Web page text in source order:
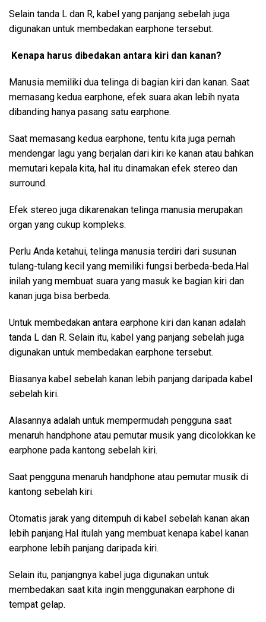
Selain tanda L dan R, kabel yang panjang sebelah juga
digunakan untuk membedakan earphone tersebut.
Kenapa harus dibedakan antara kiri dan kanan?
Manusia memiliki dua telinga di bagian kiri dan kanan. Saat
memasang kedua earphone, efek suara akan lebih nyata
dibanding hanya pasang satu earphone.
Saat memasang kedua earphone, tentu kita juga pernah
mendengar lagu yang berjalan dari kiri ke kanan atau bahkan
memutari kepala kita, hal itu dinamakan efek stereo dan
surround.
Efek stereo juga dikarenakan telinga manusia merupakan
organ yang cukup kompleks.
Perlu Anda ketahui, telinga manusia terdiri dari susunan
tulang-tulang kecil yang memiliki fungsi berbeda-beda.Hal
inilah yang membuat suara yang masuk ke bagian kiri dan
kanan juga bisa berbeda.
Untuk membedakan antara earphone kiri dan kanan adalah
tanda L dan R. Selain itu, kabel yang panjang sebelah juga
digunakan untuk membedakan earphone tersebut.
Biasanya kabel sebelah kanan lebih panjang daripada kabel
sebelah kiri.
Alasannya adalah untuk mempermudah pengguna saat
menaruh handphone atau pemutar musik yang dicolokkan ke
earphone pada kantong sebelah kiri.
Saat pengguna menaruh handphone atau pemutar musik di
kantong sebelah kiri.
Otomatis jarak yang ditempuh di kabel sebelah kanan akan
lebih panjang.Hal itulah yang membuat kenapa kabel kanan
earphone lebih panjang daripada kiri.
Selain itu, panjangnya kabel juga digunakan untuk
membedakan saat kita ingin menggunakan earphone di
tempat gelap.